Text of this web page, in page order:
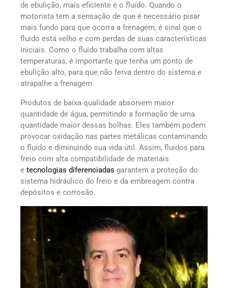
de ebulição, mais eficiente é o fluido. Quando o
motorista tem a sensação de que é necessário pisar
mais fundo para que ocorra a frenagem, é sinal que o
fluido está velho e com perdas de suas características
iniciais. Como o fluido trabalha com altas
temperaturas, é importante que tenha um ponto de
ebulição alto, para que não ferva dentro do sistema e
atrapalhe a frenagem.
Produtos de baixa qualidade absorvem maior
quantidade de água, permitindo a formação de uma
quantidade maior dessas bolhas. Eles também podem
provocar oxidação nas partes metálicas contaminando
o fluido e diminuindo sua vida útil. Assim, fluidos para
freio com alta compatibilidade de materiais
e tecnologias diferenciadas garantem a proteção do
sistema hidráulico do freio e da embreagem contra
depósitos e corrosão.